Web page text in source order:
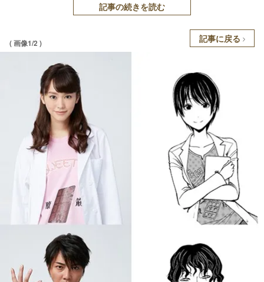
記事の続きを読む
( 画像1/2 ) 記事に戻る